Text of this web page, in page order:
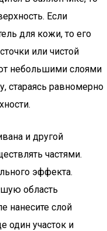
Если
для кожи, то его
или чистой
небольшими слоями
стараясь равномерно
и другой
частями.
эффекта.
область
нанесите слой
один участок и